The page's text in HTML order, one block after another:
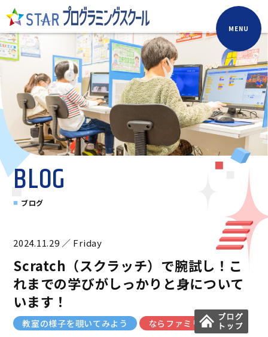
MENU
BLOG
ブログ
2024.11.29 ／ Friday
Scratch（スクラッチ）で腕試し！こ
れまでの学びがしっかりと身について
います！
教室の様子を覗いてみよう ならファミリー教室